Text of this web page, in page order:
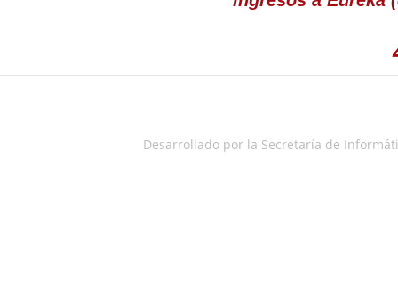
Desarrollado por la Secretaría de